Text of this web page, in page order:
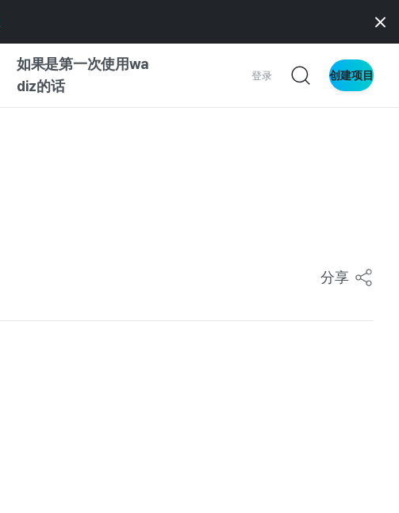
如果是第一次使用wa
diz的话
登录 创建项目
分享